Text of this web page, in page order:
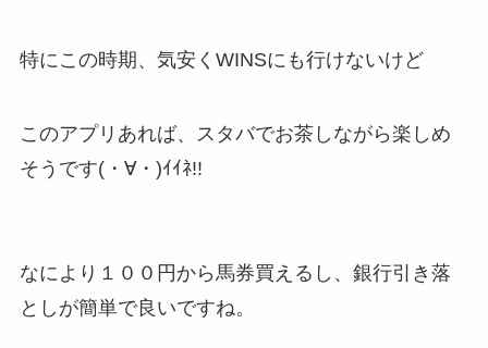
特にこの時期、気安くWINSにも行けないけど
このアプリあれば、スタバでお茶しながら楽しめ
そうです(・∀・)ｲｲﾈ!!
なにより１００円から馬券買えるし、銀行引き落
としが簡単で良いですね。